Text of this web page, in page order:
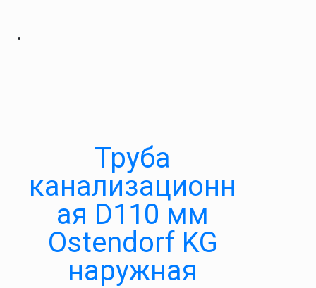
Труба
канализационн
ая D110 мм
Ostendorf KG
наружная